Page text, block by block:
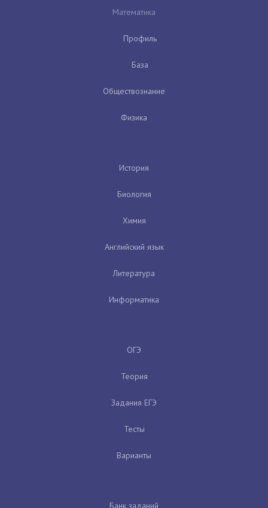
Математика
Профиль
База
Обществознание
Физика
История
Биология
Химия
Английский язык
Литература
Информатика
ОГЭ
Теория
Задания ЕГЭ
Тесты
Варианты
Банк заданий